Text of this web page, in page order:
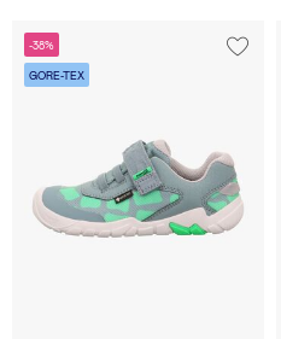
-38%
GORE-TEX